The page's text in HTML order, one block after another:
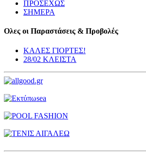
ΠΡΟΣΕΧΩΣ
ΣΗΜΕΡΑ
Ολες οι Παραστάσεις & Προβολές
ΚΑΛΕΣ ΓΙΟΡΤΕΣ!
28/02 ΚΛΕΙΣΤΑ